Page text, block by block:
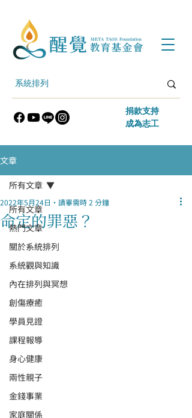
​捐款支持
​成為志工
文章
所有文章
熱門文章
關於系統排列
系統觀與知識
內在排列與冥想
創傷療癒
學員見證
課程報導
身心健康
兩性親子
金錢事業
家庭關係
所有文章
命定的罪惡？
2022年5月24日 讀畢需時 2 分鐘